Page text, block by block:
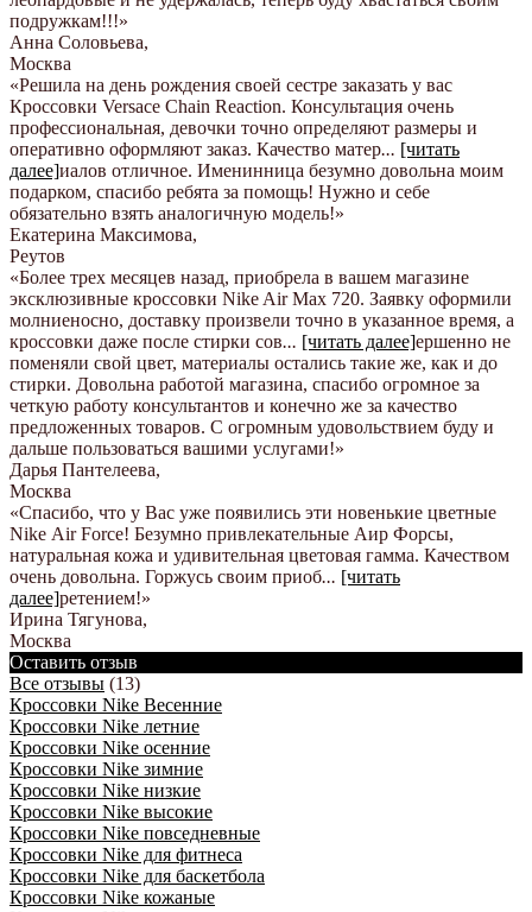
подружкам!!!»
Анна Соловьева,
Москва
«Решила на день рождения своей сестре заказать у вас
Кроссовки Versace Chain Reaction. Консультация очень
профессиональная, девочки точно определяют размеры и
оперативно оформляют заказ. Качество матер... [читать
далее]иалов отличное. Именинница безумно довольна моим
подарком, спасибо ребята за помощь! Нужно и себе
обязательно взять аналогичную модель!»
Екатерина Максимова,
Реутов
«Более трех месяцев назад, приобрела в вашем магазине
эксклюзивные кроссовки Nike Air Max 720. Заявку оформили
молниеносно, доставку произвели точно в указанное время, а
кроссовки даже после стирки сов... [читать далее]ершенно не
поменяли свой цвет, материалы остались такие же, как и до
стирки. Довольна работой магазина, спасибо огромное за
четкую работу консультантов и конечно же за качество
предложенных товаров. С огромным удовольствием буду и
дальше пользоваться вашими услугами!»
Дарья Пантелеева,
Москва
«Спасибо, что у Вас уже появились эти новенькие цветные
Nike Аir Force! Безумно привлекательные Аир Форсы,
натуральная кожа и удивительная цветовая гамма. Качеством
очень довольна. Горжусь своим приоб... [читать
далее]ретением!»
Ирина Тягунова,
Москва
Оставить отзыв
Все отзывы (13)
Кроссовки Nike Весенние
Кроссовки Nike летние
Кроссовки Nike осенние
Кроссовки Nike зимние
Кроссовки Nike низкие
Кроссовки Nike высокие
Кроссовки Nike повседневные
Кроссовки Nike для фитнеса
Кроссовки Nike для баскетбола
Кроссовки Nike кожаные